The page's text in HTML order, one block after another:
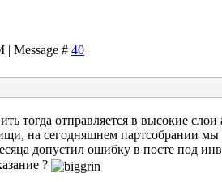
| Message # 40
тогда отправляется в высокие
на сегодняшнем партсобрании
допустил ошибку в посте под
?